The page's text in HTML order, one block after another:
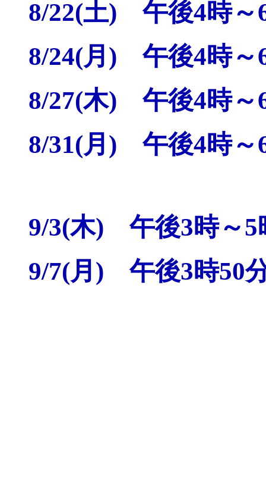
8/22(土) 午後4時～
8/24(月) 午後4時～
8/27(木) 午後4時～
8/31(月) 午後4時～
9/3(木) 午後3時～5
9/7(月) 午後3時50